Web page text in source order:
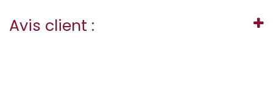
Avis client :